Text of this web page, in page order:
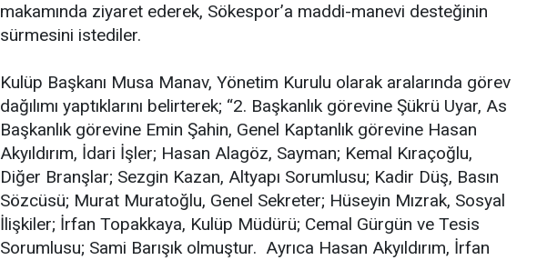
makamında ziyaret ederek, Sökespor’a maddi-manevi desteğinin
sürmesini istediler.
Kulüp Başkanı Musa Manav, Yönetim Kurulu olarak aralarında görev
dağılımı yaptıklarını belirterek; “2. Başkanlık görevine Şükrü Uyar, As
Başkanlık görevine Emin Şahin, Genel Kaptanlık görevine Hasan
Akyıldırım, İdari İşler; Hasan Alagöz, Sayman; Kemal Kıraçoğlu,
Diğer Branşlar; Sezgin Kazan, Altyapı Sorumlusu; Kadir Düş, Basın
Sözcüsü; Murat Muratoğlu, Genel Sekreter; Hüseyin Mızrak, Sosyal
İlişkiler; İrfan Topakkaya, Kulüp Müdürü; Cemal Gürgün ve Tesis
Sorumlusu; Sami Barışık olmuştur. Ayrıca Hasan Akyıldırım, İrfan